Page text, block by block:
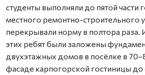
студенты выполняли до пятой части
местного ремонтно-строительного
перекрывали норму в полтора раза.
этих ребят были заложены
двухэтажных домов в посёлке в
фасаде карпогорской гостиницы до